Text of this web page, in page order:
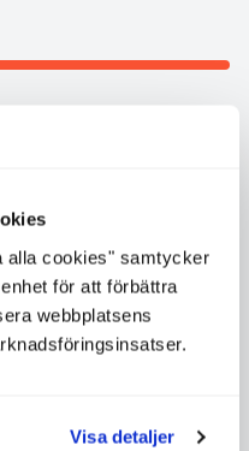
alla cookies" samtycker
för att förbättra
webbplatsens
Visa detaljer